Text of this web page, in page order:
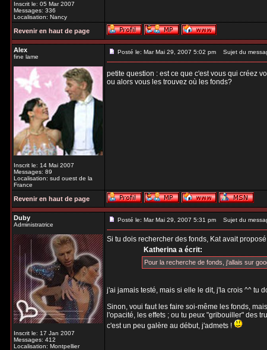
Inscrit le: 05 Mar 2007
Messages: 336
Localisation: Nancy
Revenir en haut de page
Alex
fine lame
Inscrit le: 14 Mai 2007
Messages: 89
Localisation: sud ouest de la
France
Posté le: Mar Mai 29, 2007 5:02 pm Sujet du
petite question : est ce que c'est vous qui créez
ou alors vous les trouvez où les fonds?
Revenir en haut de page
Duby
Administratrice
Inscrit le: 17 Jan 2007
Messages: 412
Localisation: Montpellier
Posté le: Mar Mai 29, 2007 5:31 pm Sujet du
Si tu dois rechercher des fonds, Kat avait
Katherina a écrit:
Pour la recherche de fonds, j'allais sur
j'ai jamais testé, mais si elle le dit, j'la crois ^^ tu
Sinon, voui faut les faire soi-même les fonds,
l'opacité, les effets ; ou tu peux "gribouiller" des
c'est un peu galère au début, j'admets !